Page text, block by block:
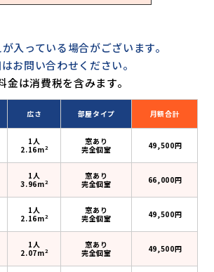
入っている場合がございます。
お問い合わせください。
金は消費税を含みます。
広さ 部屋タイプ 月額合計
1人
2.16m2
窓あり
完全個室
49,500円
1人
3.96m2
窓あり
完全個室
66,000円
1人
2.16m2
窓あり
完全個室
49,500円
1人
2.07m2
窓あり
完全個室
49,500円